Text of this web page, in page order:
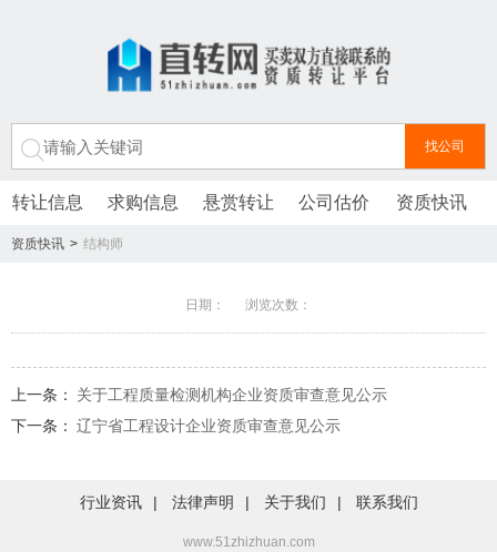
转让信息 求购信息 悬赏转让 公司估价 资质快讯
资质快讯 > 结构师
日期： 浏览次数：
上一条：
关于工程质量检测机构企业资质审查意见公示
下一条： 辽宁省工程设计企业资质审查意见公示
行业资讯 | 法律声明 | 关于我们 | 联系我们
www.51zhizhuan.com